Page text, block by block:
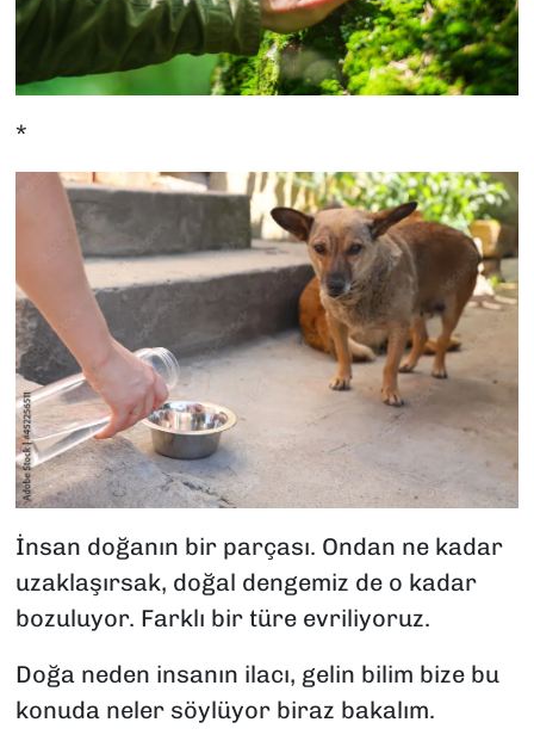
*
İnsan doğanın bir parçası. Ondan ne kadar
uzaklaşırsak, doğal dengemiz de o kadar
bozuluyor. Farklı bir türe evriliyoruz.
Doğa neden insanın ilacı, gelin bilim bize bu
konuda neler söylüyor biraz bakalım.